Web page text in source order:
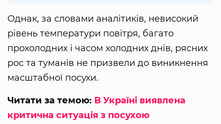
Однак, за словами аналітиків, невисокий
рівень температури повітря, багато
прохолодних і часом холодних днів, рясних
рос та туманів не призвели до виникнення
масштабної посухи.
Читати за темою: В Україні виявлена
критична ситуація з посухою